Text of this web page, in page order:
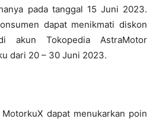
pada tanggal 15 Juni 2023.
dapat menikmati diskon
akun Tokopedia AstraMotor
dari 20 – 30 Juni 2023.
dapat menukarkan poin